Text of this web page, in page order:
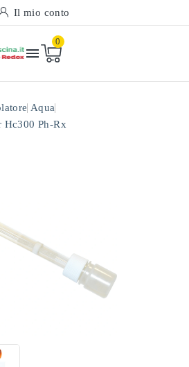
Il mio conto

0
Aqua
Hc300 Ph-Rx